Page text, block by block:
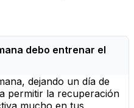
debo entrenar el
dejando un día de
permitir la recuperación